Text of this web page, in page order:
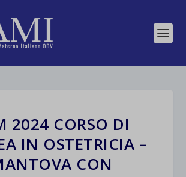
2024 CORSO DI
IN OSTETRICIA –
CON